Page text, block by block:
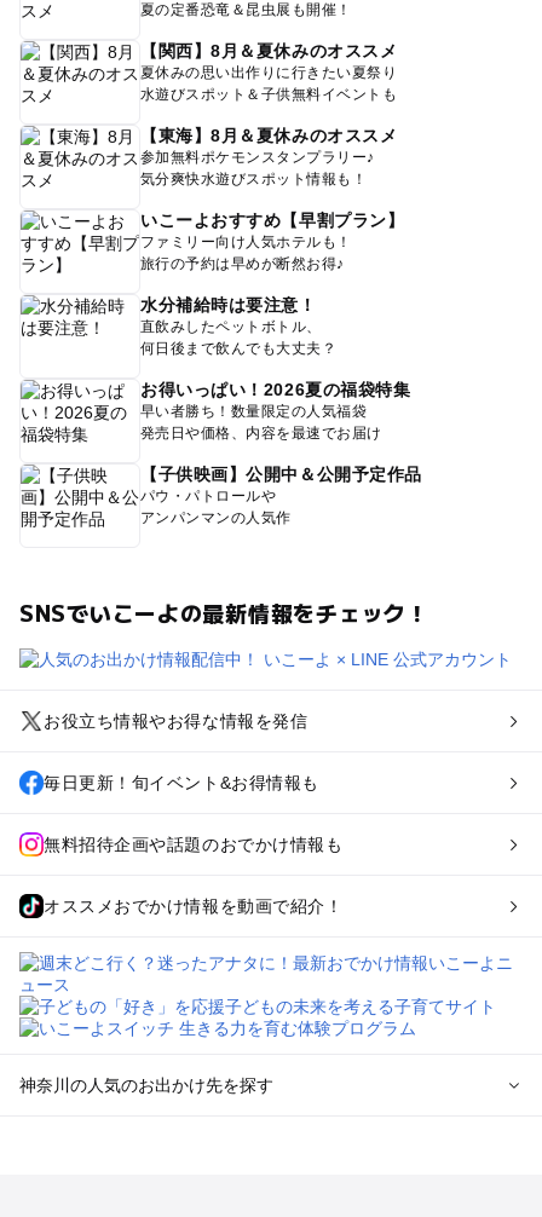
夏の定番恐竜＆昆虫展も開催！
【関西】8月＆夏休みのオススメ
夏休みの思い出作りに行きたい夏祭り
水遊びスポット＆子供無料イベントも
【東海】8月＆夏休みのオススメ
参加無料ポケモンスタンプラリー♪
気分爽快水遊びスポット情報も！
いこーよおすすめ【早割プラン】
ファミリー向け人気ホテルも！
旅行の予約は早めが断然お得♪
水分補給時は要注意！
直飲みしたペットボトル、
何日後まで飲んでも大丈夫？
お得いっぱい！2026夏の福袋特集
早い者勝ち！数量限定の人気福袋
発売日や価格、内容を最速でお届け
【子供映画】公開中＆公開予定作品
パウ・パトロールや
アンパンマンの人気作
SNSでいこーよの最新情報をチェック！
お役立ち情報やお得な情報を発信
毎日更新！旬イベント&お得情報も
無料招待企画や話題のおでかけ情報も
オススメおでかけ情報を動画で紹介！
神奈川の人気のお出かけ先を探す